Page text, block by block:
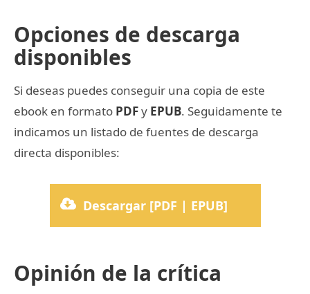
Opciones de descarga
disponibles
Si deseas puedes conseguir una copia de este
ebook en formato PDFy EPUB. Seguidamente te
indicamos un listado de fuentes de descarga
directa disponibles:
Descargar [PDF | EPUB]
Opinión de la crítica